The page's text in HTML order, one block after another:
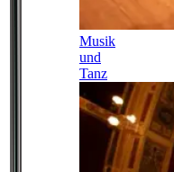
Musik
und
Tanz